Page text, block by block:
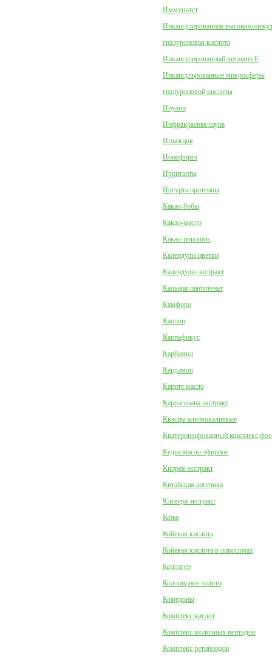
Иммунитет
Инкапсулированная
гиалуроновая кислота
Инкапсулированный витамин Е
Инкапсульрованные микросферы
гиалуроновой кислоты
Инулин
Инфракрасная сауна
Инъекция
Ионофорез
Ирританты
Йогурта протеины
Какао-бобы
Какао-масло
Какао-порошок
Календулы цветки
Календулы экстракт
Кальция пантотенат
Камфора
Каолин
Каппафикус
Карбамид
Кардамон
Карите масло
Каррагенана экстракт
Квасцы алюмокалиевые
Кватернизированный комплекс
Кедра масло эфирное
Кипрея экстракт
Китайская ангелика
Клевера экстракт
Кожа
Койевая кислота
Койевая кислота в липосомах
Коллаген
Коллоидное золото
Комедоны
Комплекс кислот
Комплекс молочных пептидов
Комплекс ретиноидов